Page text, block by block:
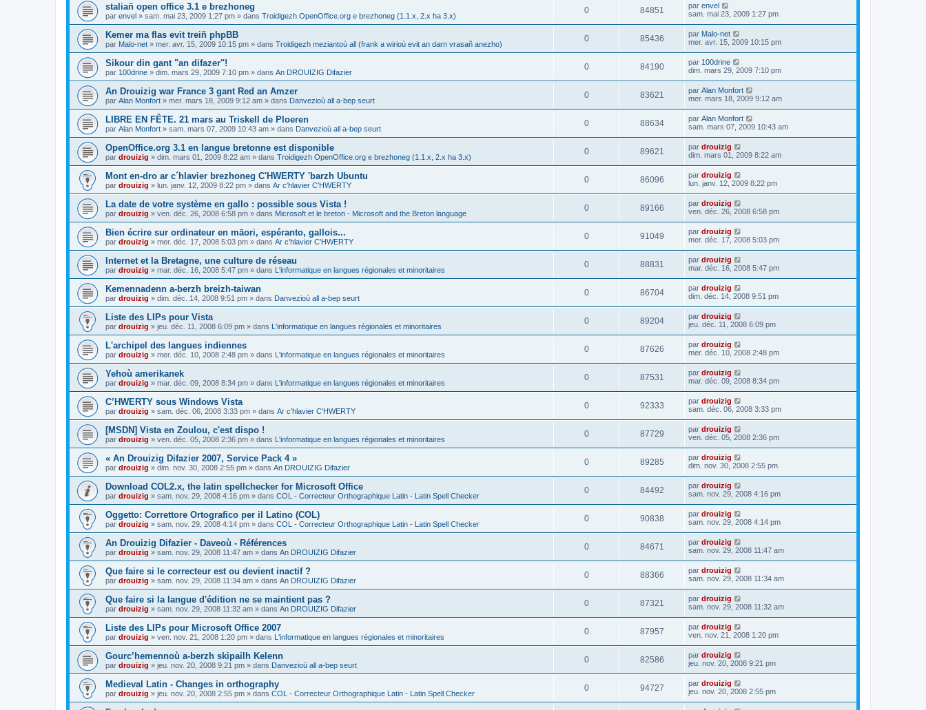
staliañ open office 3.1 e brezhoneg
par envel » sam. mai 23, 2009 1:27 pm » dans Troidigezh OpenOffice.org e brezhoneg (1.1.x, 2.x ha 3.x)
0 84851 par envel
sam. mai 23, 2009 1:27 pm
Kemer ma flas evit treiñ phpBB
par Malo-net » mer. avr. 15, 2009 10:15 pm » dans Troidigezh meziantoù all (frank a wirioù evit an darn vrasañ anezho)
0 85436 par Malo-net
mer. avr. 15, 2009 10:15 pm
Sikour din gant "an difazer"!
par 100drine » dim. mars 29, 2009 7:10 pm » dans An DROUIZIG Difazier
0 84190 par 100drine
dim. mars 29, 2009 7:10 pm
An Drouizig war France 3 gant Red an Amzer
par Alan Monfort » mer. mars 18, 2009 9:12 am » dans Danvezioù all a-bep seurt
0 83621 par Alan Monfort
mer. mars 18, 2009 9:12 am
LIBRE EN FÊTE. 21 mars au Triskell de Ploeren
par Alan Monfort » sam. mars 07, 2009 10:43 am » dans Danvezioù all a-bep seurt
0 88634 par Alan Monfort
sam. mars 07, 2009 10:43 am
OpenOffice.org 3.1 en langue bretonne est disponible
par drouizig » dim. mars 01, 2009 8:22 am » dans Troidigezh OpenOffice.org e brezhoneg (1.1.x, 2.x ha 3.x)
0 89621 par drouizig
dim. mars 01, 2009 8:22 am
Mont en-dro ar c´hlavier brezhoneg C'HWERTY 'barzh Ubuntu
par drouizig » lun. janv. 12, 2009 8:22 pm » dans Ar c'hlavier C'HWERTY
0 86096 par drouizig
lun. janv. 12, 2009 8:22 pm
La date de votre système en gallo : possible sous Vista !
par drouizig » ven. déc. 26, 2008 6:58 pm » dans Microsoft et le breton - Microsoft and the Breton language
0 89166 par drouizig
ven. déc. 26, 2008 6:58 pm
Bien écrire sur ordinateur en māori, espéranto, gallois...
par drouizig » mer. déc. 17, 2008 5:03 pm » dans Ar c'hlavier C'HWERTY
0 91049 par drouizig
mer. déc. 17, 2008 5:03 pm
Internet et la Bretagne, une culture de réseau
par drouizig » mar. déc. 16, 2008 5:47 pm » dans L'informatique en langues régionales et minoritaires
0 88831 par drouizig
mar. déc. 16, 2008 5:47 pm
Kemennadenn a-berzh breizh-taiwan
par drouizig » dim. déc. 14, 2008 9:51 pm » dans Danvezioù all a-bep seurt
0 86704 par drouizig
dim. déc. 14, 2008 9:51 pm
Liste des LIPs pour Vista
par drouizig » jeu. déc. 11, 2008 6:09 pm » dans L'informatique en langues régionales et minoritaires
0 89204 par drouizig
jeu. déc. 11, 2008 6:09 pm
L'archipel des langues indiennes
par drouizig » mer. déc. 10, 2008 2:48 pm » dans L'informatique en langues régionales et minoritaires
0 87626 par drouizig
mer. déc. 10, 2008 2:48 pm
Yehoù amerikanek
par drouizig » mar. déc. 09, 2008 8:34 pm » dans L'informatique en langues régionales et minoritaires
0 87531 par drouizig
mar. déc. 09, 2008 8:34 pm
C’HWERTY sous Windows Vista
par drouizig » sam. déc. 06, 2008 3:33 pm » dans Ar c'hlavier C'HWERTY
0 92333 par drouizig
sam. déc. 06, 2008 3:33 pm
[MSDN] Vista en Zoulou, c'est dispo !
par drouizig » ven. déc. 05, 2008 2:36 pm » dans L'informatique en langues régionales et minoritaires
0 87729 par drouizig
ven. déc. 05, 2008 2:36 pm
« An Drouizig Difazier 2007, Service Pack 4 »
par drouizig » dim. nov. 30, 2008 2:55 pm » dans An DROUIZIG Difazier
0 89285 par drouizig
dim. nov. 30, 2008 2:55 pm
Download COL2.x, the latin spellchecker for Microsoft Office
par drouizig » sam. nov. 29, 2008 4:16 pm » dans COL - Correcteur Orthographique Latin - Latin Spell Checker
0 84492 par drouizig
sam. nov. 29, 2008 4:16 pm
Oggetto: Correttore Ortografico per il Latino (COL)
par drouizig » sam. nov. 29, 2008 4:14 pm » dans COL - Correcteur Orthographique Latin - Latin Spell Checker
0 90838 par drouizig
sam. nov. 29, 2008 4:14 pm
An Drouizig Difazier - Daveoù - Références
par drouizig » sam. nov. 29, 2008 11:47 am » dans An DROUIZIG Difazier
0 84671 par drouizig
sam. nov. 29, 2008 11:47 am
Que faire si le correcteur est ou devient inactif ?
par drouizig » sam. nov. 29, 2008 11:34 am » dans An DROUIZIG Difazier
0 88366 par drouizig
sam. nov. 29, 2008 11:34 am
Que faire si la langue d'édition ne se maintient pas ?
par drouizig » sam. nov. 29, 2008 11:32 am » dans An DROUIZIG Difazier
0 87321 par drouizig
sam. nov. 29, 2008 11:32 am
Liste des LIPs pour Microsoft Office 2007
par drouizig » ven. nov. 21, 2008 1:20 pm » dans L'informatique en langues régionales et minoritaires
0 87957 par drouizig
ven. nov. 21, 2008 1:20 pm
Gourc’hemennoù a-berzh skipailh Kelenn
par drouizig » jeu. nov. 20, 2008 9:21 pm » dans Danvezioù all a-bep seurt
0 82586 par drouizig
jeu. nov. 20, 2008 9:21 pm
Medieval Latin - Changes in orthography
par drouizig » jeu. nov. 20, 2008 2:55 pm » dans COL - Correcteur Orthographique Latin - Latin Spell Checker
0 94727 par drouizig
jeu. nov. 20, 2008 2:55 pm